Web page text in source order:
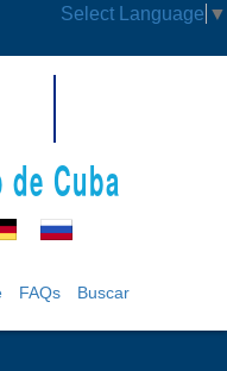
Select Language ▼
Cuba
FAQs Buscar